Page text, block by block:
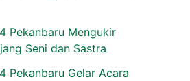
Pekanbaru Mengukir
Seni dan Sastra
Pekanbaru Gelar Acara